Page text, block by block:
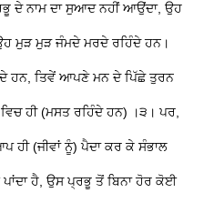
ਦੇ ਨਾਮ ਦਾ ਸੁਆਦ ਨਹੀਂ ਆਉਂਦਾ, ਉਹ
ਮੁੜ ਮੁੜ ਜੰਮਦੇ ਮਰਦੇ ਰਹਿੰਦੇ ਹਨ।
ਹਨ, ਤਿਵੇਂ ਆਪਣੇ ਮਨ ਦੇ ਪਿੱਛੇ ਤੁਰਨ
ਹੀ (ਮਸਤ ਰਹਿੰਦੇ ਹਨ) ।੩। ਪਰ,
ਹੀ (ਜੀਵਾਂ ਨੂੰ) ਪੈਦਾ ਕਰ ਕੇ ਸੰਭਾਲ
ਹੈ, ਉਸ ਪ੍ਰਭੂ ਤੋਂ ਬਿਨਾ ਹੋਰ ਕੋਈ